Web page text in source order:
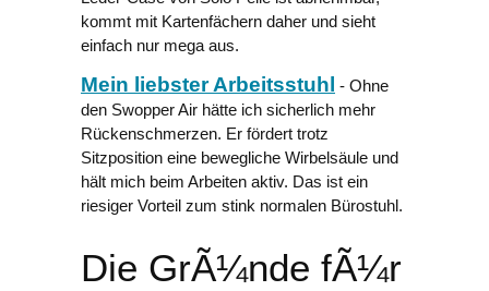
kommt mit Kartenfächern daher und sieht
einfach nur mega aus.
Mein liebster Arbeitsstuhl - Ohne
den Swopper Air hätte ich sicherlich mehr
Rückenschmerzen. Er fördert trotz
Sitzposition eine bewegliche Wirbelsäule und
hält mich beim Arbeiten aktiv. Das ist ein
riesiger Vorteil zum stink normalen Bürostuhl.
Die GrÃ¼nde fÃ¼r